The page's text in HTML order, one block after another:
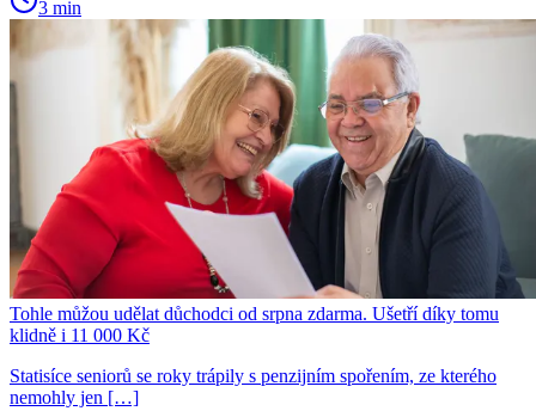
3 min
Tohle můžou udělat důchodci od srpna zdarma. Ušetří díky tomu
klidně i 11 000 Kč
Statisíce seniorů se roky trápily s penzijním spořením, ze kterého
nemohly jen […]